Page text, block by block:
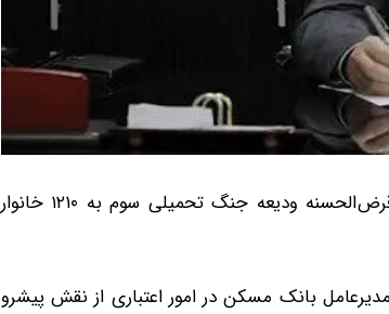
معاون مدیرعامل بانک مسکن از پرداخت وام قرض‌الحسنه ودیعه جنگ تحمیلی سوم به ۱۲۱۰ خانوار
بانک مسکن در امور اعتباری از نقش پیشرو